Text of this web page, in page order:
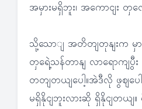
အမှားမရှိဘူး၊ အကောငျး တှလ
သို့သောျ အတိတျတုနျးက မှ
တှရေဲ့သန်တာနျ လာရောကျပွီ
တတျတယျပေါ့။အဲဒီလို ဖွဈပေ
မရှိနိုငျဘူးလားဆို ရှိနိုငျတယျ